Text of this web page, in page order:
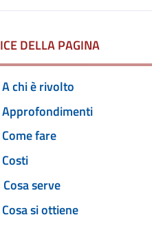
DELLA PAGINA
A chi è rivolto
Approfondimenti
Come fare
Costi
Cosa serve
Cosa si ottiene